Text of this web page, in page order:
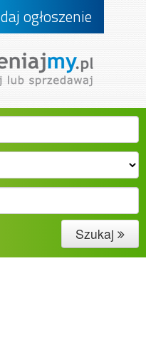
ogłoszenie
Szukaj